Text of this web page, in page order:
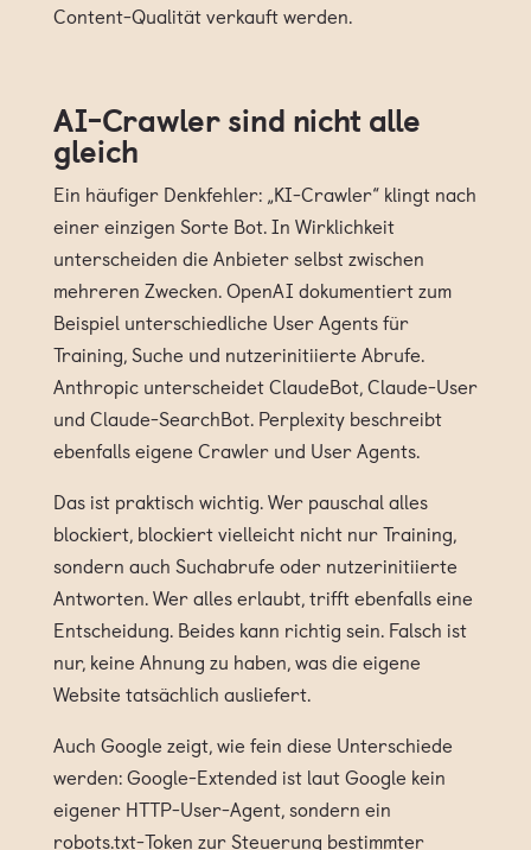
Content-Qualität verkauft werden.
AI-Crawler sind nicht alle
gleich
Ein häufiger Denkfehler: „KI-Crawler“ klingt nach
einer einzigen Sorte Bot. In Wirklichkeit
unterscheiden die Anbieter selbst zwischen
mehreren Zwecken. OpenAI dokumentiert zum
Beispiel unterschiedliche User Agents für
Training, Suche und nutzerinitiierte Abrufe.
Anthropic unterscheidet ClaudeBot, Claude-User
und Claude-SearchBot. Perplexity beschreibt
ebenfalls eigene Crawler und User Agents.
Das ist praktisch wichtig. Wer pauschal alles
blockiert, blockiert vielleicht nicht nur Training,
sondern auch Suchabrufe oder nutzerinitiierte
Antworten. Wer alles erlaubt, trifft ebenfalls eine
Entscheidung. Beides kann richtig sein. Falsch ist
nur, keine Ahnung zu haben, was die eigene
Website tatsächlich ausliefert.
Auch Google zeigt, wie fein diese Unterschiede
werden: Google-Extended ist laut Google kein
eigener HTTP-User-Agent, sondern ein
robots.txt-Token zur Steuerung bestimmter